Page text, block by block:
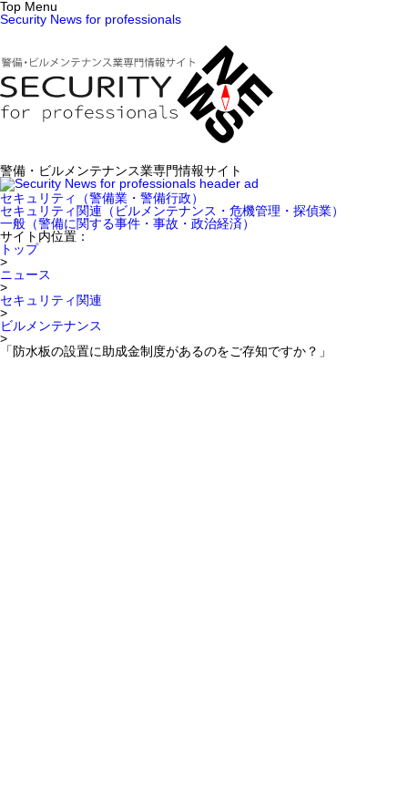
Top Menu
Security News for professionals
警備・ビルメンテナンス業専門情報サイト
セキュリティ
（警備業・警備行政）
セキュリティ関連 （ビルメンテナンス・危機管理・探偵業）
一般 （警備に関する事件・事故・政治経済）
サイト内位置：
トップ
>
ニュース
>
セキュリティ関連
>
ビルメンテナンス
>
「防水板の設置に助成金制度があるのをご存知ですか？」